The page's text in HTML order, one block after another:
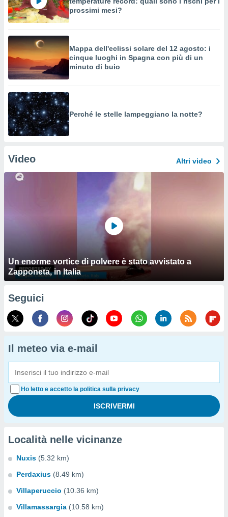
prossimi mesi?
Mappa dell'eclissi solare del 12 agosto: i
cinque luoghi in Spagna con più di un
minuto di buio
Perché le stelle lampeggiano la notte?
Video Altri video
Un enorme vortice di polvere è stato avvistato a
Zapponeta, in Italia
Seguici
Il meteo via e-mail
Ho letto e accetto la politica sulla privacy
Località nelle vicinanze
Nuxis (5.32 km)
Perdaxius (8.49 km)
Villaperuccio (10.36 km)
Villamassargia (10.58 km)